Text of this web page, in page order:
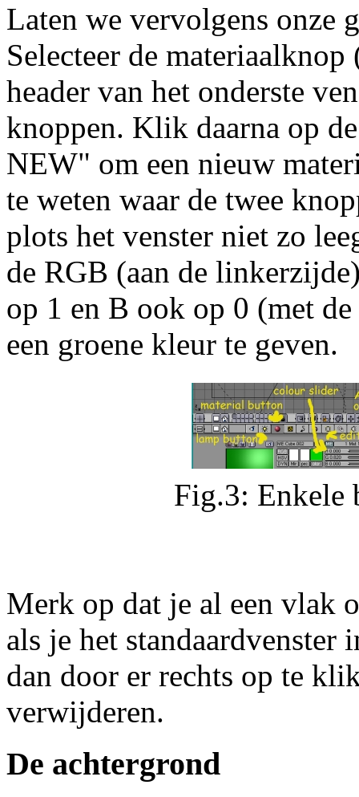
Laten we vervolgens onze
Selecteer de
header van het onderste
knoppen. Klik daarna op
NEW" om een nieuw
te weten waar de twee
plots het venster niet zo
de RGB (aan de
op 1 en B ook op 0 (met
een groene kleur te geven.
Fig.3: Enkele
Merk op dat je al een vlak
als je het standaardvenster
dan door er rechts op te
verwijderen.
De achtergrond